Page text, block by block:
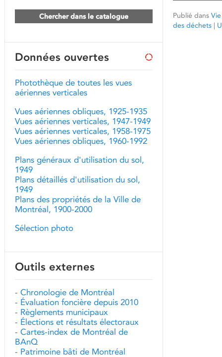
Publié dans
des déchets |
Chercher dans le catalogue
Données ouvertes
Photothèque de toutes les vues
aériennes verticales
Vues aériennes obliques, 1925-1935
Vues aériennes verticales, 1947-1949
Vues aériennes verticales, 1958-1975
Vues aériennes obliques, 1960-1992
Plans généraux d'utilisation du sol,
1949
Plans détaillés d'utilisation du sol,
1949
Plans des propriétés de la Ville de
Montréal, 1900-2000
Sélection photo
Outils externes
- Chronologie de Montréal
- Évaluation foncière depuis 2010
- Règlements municipaux
- Élections et résultats électoraux
- Cartes-index de Montréal de
BAnQ
- Patrimoine bâti de Montréal